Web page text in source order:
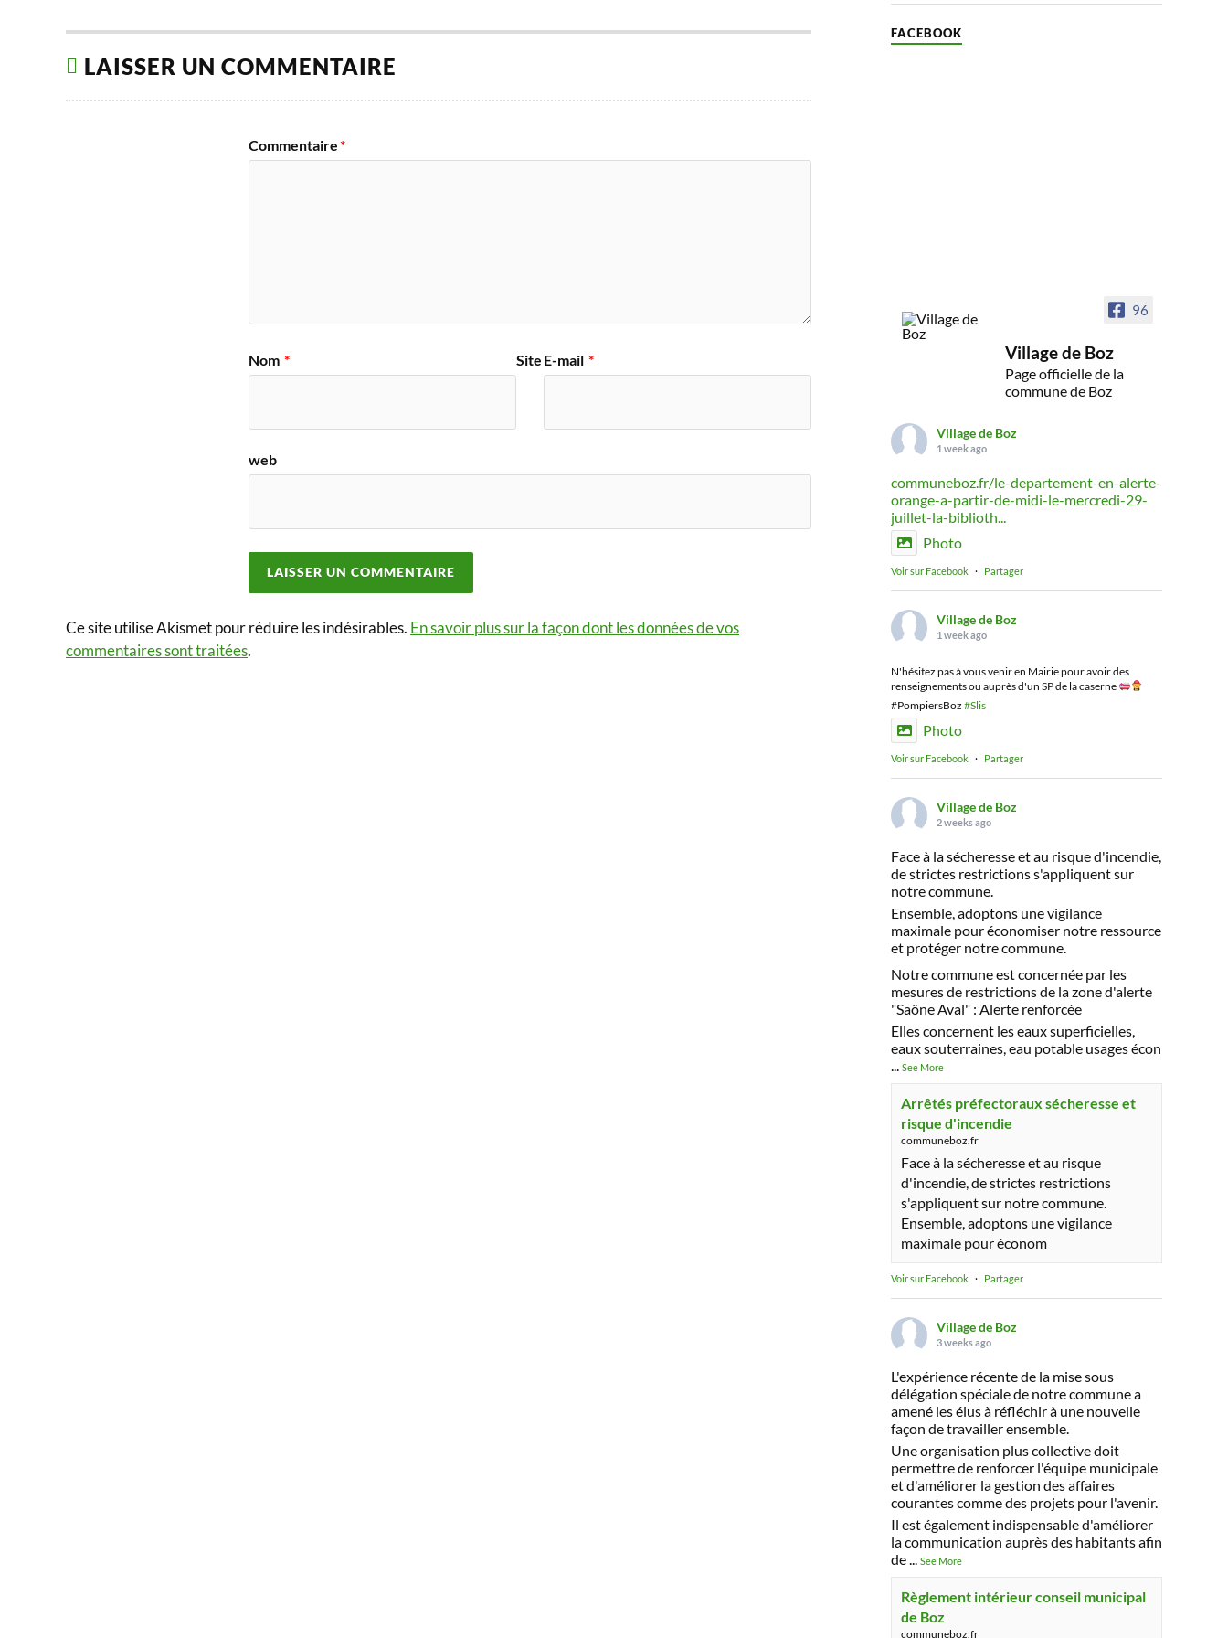
LAISSER UN COMMENTAIRE
Commentaire*
Nom * E-mail *
Site
web
Ce site utilise Akismet pour réduire les indésirables. En savoir plus sur la façon dont les données de vos
commentaires sont traitées.
FACEBOOK
96
Village de Boz
Page officielle de la
commune de Boz
Village de Boz
1 week ago
communeboz.fr/le-departement-en-alerte-
orange-a-partir-de-midi-le-mercredi-29-
juillet-la-biblioth...
Photo
Voir sur Facebook · Partager
Village de Boz
1 week ago
N'hésitez pas à vous venir en Mairie pour avoir des
renseignements ou auprès d'un SP de la caserne
#PompiersBoz #Slis
Photo
Voir sur Facebook · Partager
Village de Boz
2 weeks ago
Face à la sécheresse et au risque d'incendie,
de strictes restrictions s'appliquent sur
notre commune.
Ensemble, adoptons une vigilance
maximale pour économiser notre ressource
et protéger notre commune.
Notre commune est concernée par les
mesures de restrictions de la zone d'alerte
"Saône Aval" : Alerte renforcée
Elles concernent les eaux superficielles,
eaux souterraines, eau potable usages écon
... See More
Arrêtés préfectoraux sécheresse et
risque d'incendie
communeboz.fr
Face à la sécheresse et au risque
d'incendie, de strictes restrictions
s'appliquent sur notre commune.
Ensemble, adoptons une vigilance
maximale pour économ
Voir sur Facebook · Partager
Village de Boz
3 weeks ago
L'expérience récente de la mise sous
délégation spéciale de notre commune a
amené les élus à réfléchir à une nouvelle
façon de travailler ensemble.
Une organisation plus collective doit
permettre de renforcer l'équipe municipale
et d'améliorer la gestion des affaires
courantes comme des projets pour l'avenir.
Il est également indispensable d'améliorer
la communication auprès des habitants afin
de... See More
Règlement intérieur conseil municipal
de Boz
communeboz.fr